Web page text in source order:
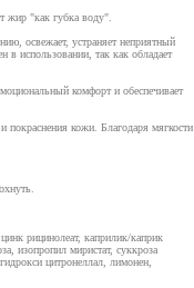
жир "как губка воду".
освежает, устраняет неприятный
в использовании, так как обладает
комфорт и обеспечивает
покраснения кожи. Благодаря мягкости
рицинолеат, каприлик/каприк
изопропил миристат, суккроза
цитронеллал, лимонен,